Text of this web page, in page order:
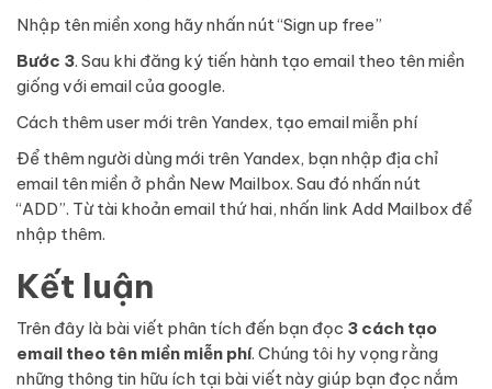
Nhập tên miền xong hãy nhấn nút “Sign up free”
Bước 3. Sau khi đăng ký tiến hành tạo email theo tên miền
giống với email của google.
Cách thêm user mới trên Yandex, tạo email miễn phí
Để thêm người dùng mới trên Yandex, bạn nhập địa chỉ
email tên miền ở phần New Mailbox. Sau đó nhấn nút
“ADD”. Từ tài khoản email thứ hai, nhấn link Add Mailbox để
nhập thêm.
Kết luận
Trên đây là bài viết phân tích đến bạn đọc 3 cách tạo
email theo tên miền miễn phí. Chúng tôi hy vọng rằng
những thông tin hữu ích tại bài viết này giúp bạn đọc nắm